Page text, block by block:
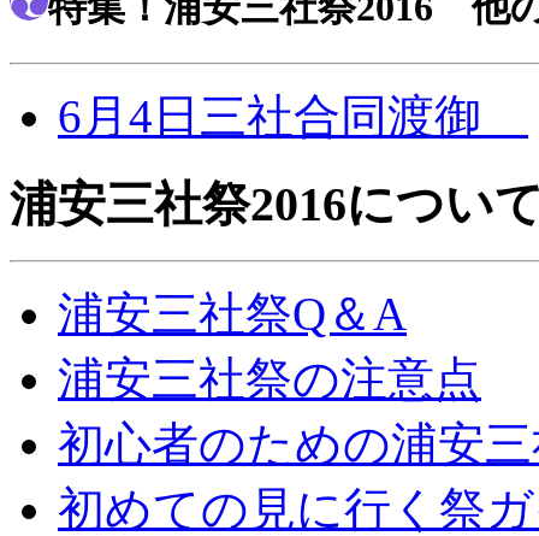
6月4日三社合同渡御
浦安三社祭2016につい
浦安三社祭Q＆A
浦安三社祭の注意点
初心者のための浦安
初めての見に行く祭